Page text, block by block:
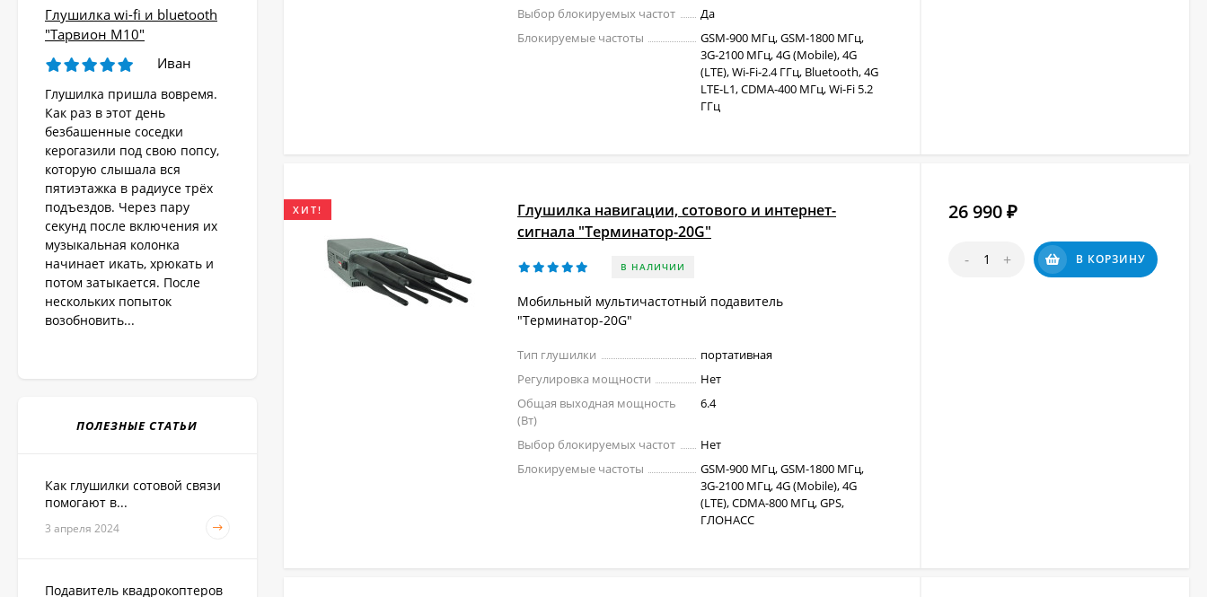
Выбор блокируемых частот
Да
Блокируемые частоты
GSM-900 МГц, GSM-1800 МГц,
3G-2100 МГц, 4G (Mobile), 4G
(LTE), Wi-Fi-2.4 ГГц, Bluetooth, 4G
LTE-L1, CDMA-400 МГц, Wi-Fi 5.2
ГГц
ХИТ!
Глушилка навигации, сотового и интернет-
сигнала "Терминатор-20G"
В НАЛИЧИИ
Мобильный мультичастотный подавитель
"Терминатор-20G"
Тип глушилки
портативная
Регулировка мощности
Нет
Общая выходная мощность
(Вт)
6.4
Выбор блокируемых частот
Нет
Блокируемые частоты
GSM-900 МГц, GSM-1800 МГц,
3G-2100 МГц, 4G (Mobile), 4G
(LTE), CDMA-800 МГц, GPS,
ГЛОНАСС
26 990 ₽
- + В КОРЗИНУ
Глушилка wi-fi и bluetooth
"Тарвион M10"
Иван
Глушилка пришла вовремя.
Как раз в этот день
безбашенные соседки
керогазили под свою попсу,
которую слышала вся
пятиэтажка в радиусе трёх
подъездов. Через пару
секунд после включения их
музыкальная колонка
начинает икать, хрюкать и
потом затыкается. После
нескольких попыток
возобновить...
ПОЛЕЗНЫЕ СТАТЬИ
Как глушилки сотовой связи
помогают в...
3 апреля 2024
Подавитель квадрокоптеров